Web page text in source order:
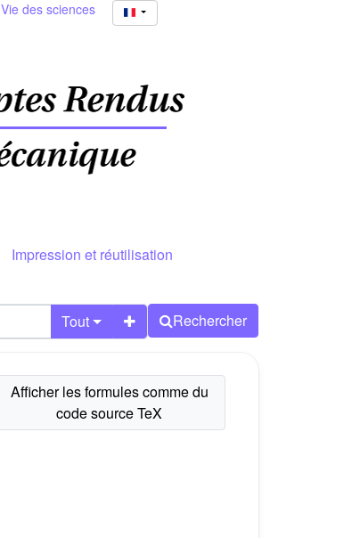
Vie des sciences
Impression et réutilisation
Tout Rechercher